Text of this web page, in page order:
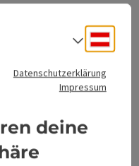
Datenschutzerklärung
Impressum
deine